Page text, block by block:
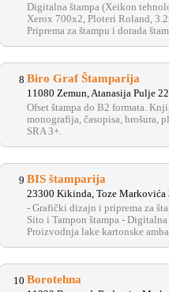
Digitalna štampa (Xeikon
Xerox 700x2, Ploteri Roland,
Priprema za štampu i dorada
8 Biro Graf Štamparija
11080 Zemun, Atanasija Pulje
Ofset štampa do B2 formata.
monografija, časopisa, brošura,
SRA 3+.
9 BIS štamparija
23300 Kikinda, Toze Markovića
- Grafički dizajn i priprema za
Sito i Tampon štampa -
Proizvodnja lake kartonske
10 Borotehna